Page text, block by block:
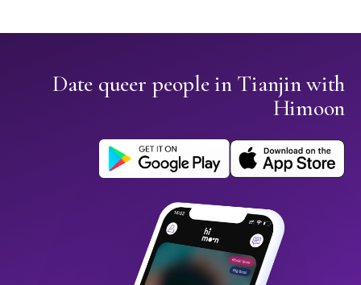
Date queer people in Tianjin with
Himoon